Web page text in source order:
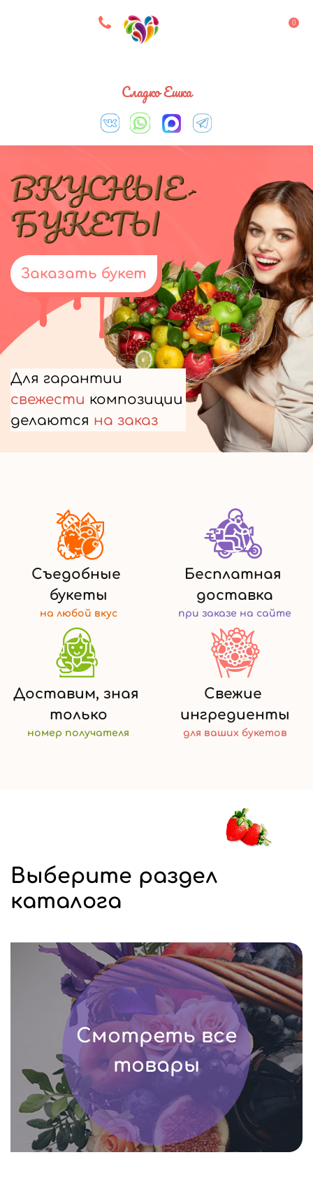
8 927 083 33 05 0
Сладко Ешка
Заказать букет
Для гарантии
свежести композиции
делаются на заказ
Съедобные
букеты
на любой вкус
Бесплатная
доставка
при заказе на сайте
Доставим, зная
только
номер получателя
Свежие
ингредиенты
для ваших букетов
Выберите раздел
каталога
Смотреть все
товары